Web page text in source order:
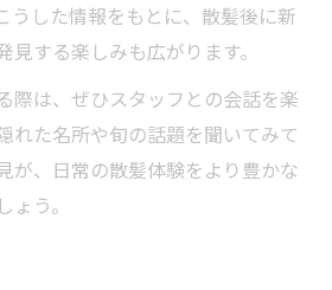
うした情報をもとに、散髪後に新
見する楽しみも広がります。
際は、ぜひスタッフとの会話を楽
れた名所や旬の話題を聞いてみて
が、日常の散髪体験をより豊かな
う。